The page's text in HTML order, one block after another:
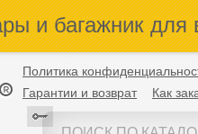
и багажник
Политика
Гарантии и возврат
Как